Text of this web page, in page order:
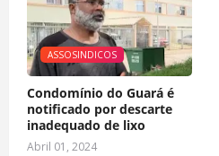
ASSOSINDICOS
Condomínio do Guará é
notificado por descarte
inadequado de lixo
Abril 01, 2024